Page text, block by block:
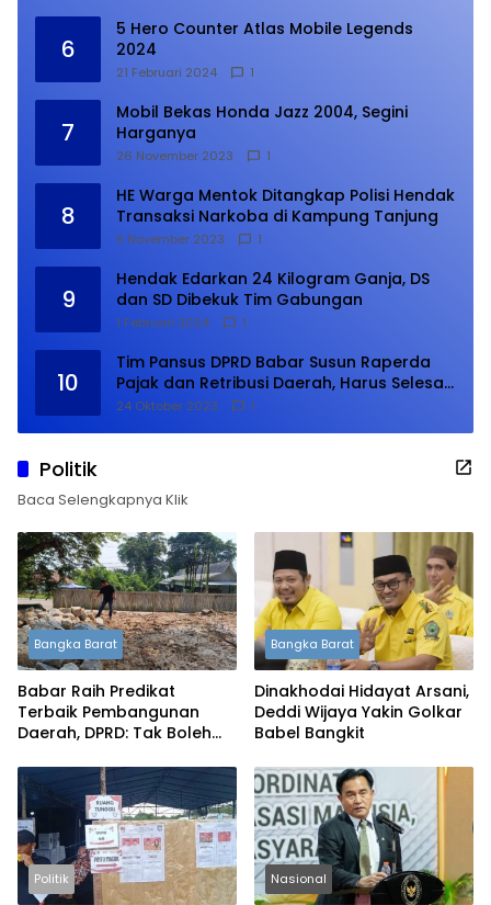
6
5 Hero Counter Atlas Mobile Legends
2024
21 Februari 2024 1
7
Mobil Bekas Honda Jazz 2004, Segini
Harganya
26 November 2023 1
8
HE Warga Mentok Ditangkap Polisi Hendak
Transaksi Narkoba di Kampung Tanjung
9 November 2023 1
9
Hendak Edarkan 24 Kilogram Ganja, DS
dan SD Dibekuk Tim Gabungan
1 Februari 2024 1
10
Tim Pansus DPRD Babar Susun Raperda
Pajak dan Retribusi Daerah, Harus Selesai
Januari 2024
24 Oktober 2023 1
Politik
Baca Selengkapnya Klik
Bangka Barat
Babar Raih Predikat
Terbaik Pembangunan
Daerah, DPRD: Tak Boleh
Bangka Barat
Dinakhodai Hidayat Arsani,
Deddi Wijaya Yakin Golkar
Babel Bangkit
Politik Nasional